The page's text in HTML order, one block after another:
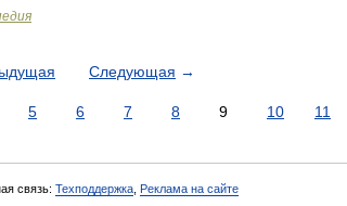
Следующая →
5 6 7 8 9 10 11
связь: Техподдержка Реклама на сайте